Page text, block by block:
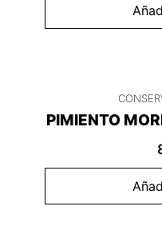
PIMIENTO